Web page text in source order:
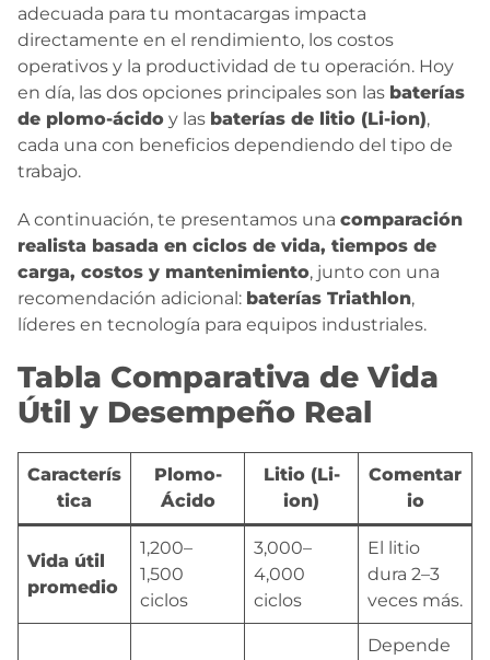
adecuada para tu montacargas impacta
directamente en el rendimiento, los costos
operativos y la productividad de tu operación. Hoy
en día, las dos opciones principales son las baterías
de plomo-ácido y las baterías de litio (Li-ion),
cada una con beneficios dependiendo del tipo de
trabajo.
A continuación, te presentamos una comparación
realista basada en ciclos de vida, tiempos de
carga, costos y mantenimiento, junto con una
recomendación adicional: baterías Triathlon,
líderes en tecnología para equipos industriales.
Tabla Comparativa de Vida
Útil y Desempeño Real
Caracterís
tica
Plomo-
Ácido
Litio (Li-
ion)
Comentar
io
Vida útil
promedio
1,200–
1,500
ciclos
3,000–
4,000
ciclos
El litio
dura 2–3
veces más.
Depende